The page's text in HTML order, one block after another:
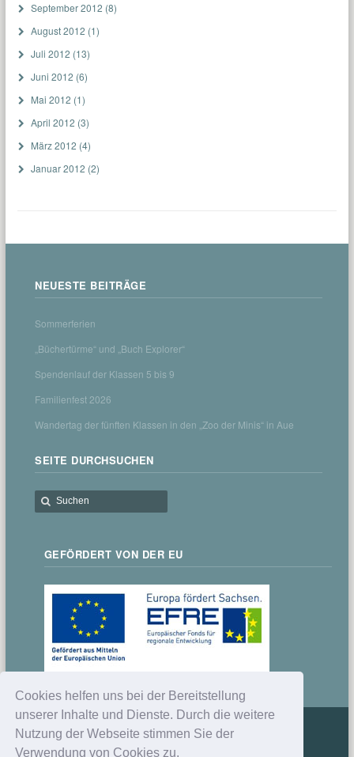
Cookies helfen uns bei der Bereitstellung
unserer Inhalte und Dienste. Durch die weitere
Nutzung der Webseite stimmen Sie der
Verwendung von Cookies zu.
September 2012 (8)
August 2012 (1)
Juli 2012 (13)
Juni 2012 (6)
Mai 2012 (1)
April 2012 (3)
März 2012 (4)
Januar 2012 (2)
NEUESTE BEITRÄGE
Sommerferien
„Büchertürme“ und „Buch Explorer“
Spendenlauf der Klassen 5 bis 9
Familienfest 2026
Wandertag der fünften Klassen in den „Zoo der Minis“ in Aue
SEITE DURCHSUCHEN
GEFÖRDERT VON DER EU